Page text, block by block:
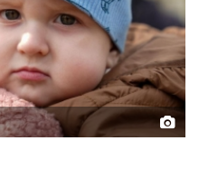
02.02.2026